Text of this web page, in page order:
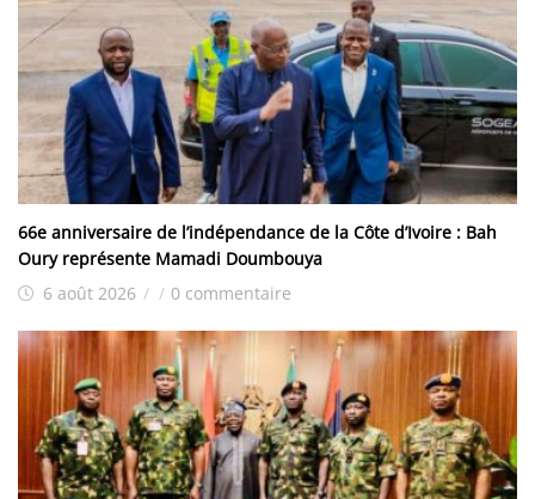
66e anniversaire de l’indépendance de la Côte d’Ivoire : Bah
Oury représente Mamadi Doumbouya
6 août 2026 / / 0 commentaire